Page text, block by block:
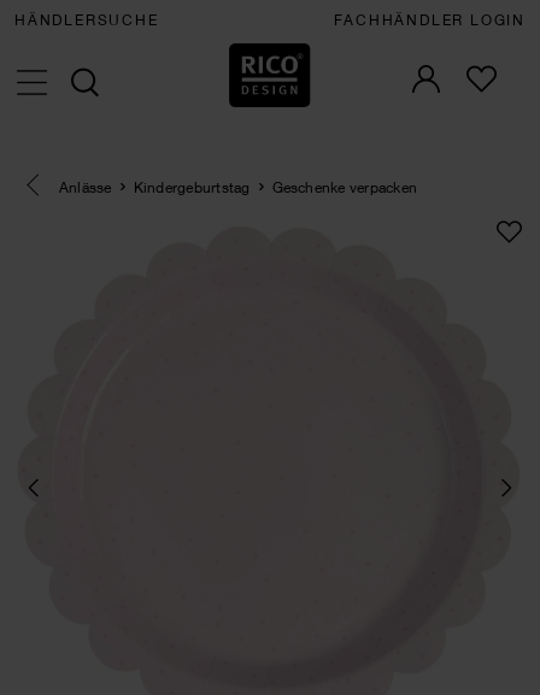
HÄNDLERSUCHE FACHHÄNDLER LOGIN
Eine Kategorie zurück navigieren
Anlässe Kindergeburtstag Geschenke verpacken